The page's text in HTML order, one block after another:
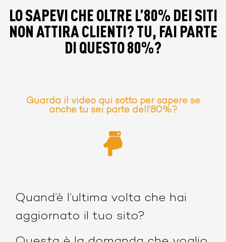
LO SAPEVI CHE OLTRE L’80% DEI SITI
NON ATTIRA CLIENTI? TU, FAI PARTE
DI QUESTO 80%?
Guarda il video qui sotto per sapere se
anche tu sei parte dell'80%?
Quand’è l’ultima volta che hai
aggiornato il tuo sito?